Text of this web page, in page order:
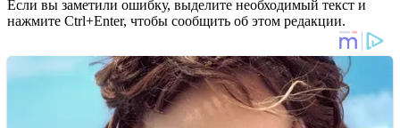
Если вы заметили ошибку, выделите необходимый текст и
нажмите Ctrl+Enter, чтобы сообщить об этом редакции.